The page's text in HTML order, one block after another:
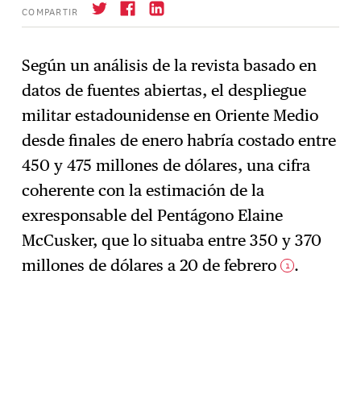
COMPARTIR
→ Suscríbase
Según un análisis de la revista basado en
datos de fuentes abiertas, el despliegue
militar estadounidense en Oriente Medio
desde finales de enero habría costado entre
450 y 475 millones de dólares, una cifra
coherente con la estimación de la
exresponsable del Pentágono Elaine
McCusker, que lo situaba entre 350 y 370
millones de dólares a 20 de febrero 1 .